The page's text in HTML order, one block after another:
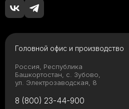
Головной офис и производство
Россия, Республика
Башкортостан, с. Зубово,
ул. Электрозаводская, 8
8 (800) 23-44-900